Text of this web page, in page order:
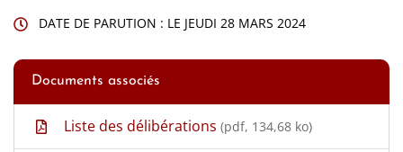
DATE DE PARUTION : LE JEUDI 28 MARS 2024
Documents associés
Liste des délibérations (pdf, 134,68 ko)